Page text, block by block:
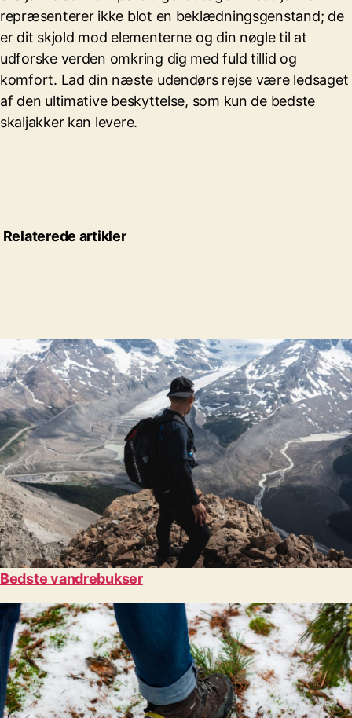
repræsenterer ikke blot en beklædningsgenstand; de
er dit skjold mod elementerne og din nøgle til at
udforske verden omkring dig med fuld tillid og
komfort. Lad din næste udendørs rejse være ledsaget
af den ultimative beskyttelse, som kun de bedste
skaljakker kan levere.
Relaterede artikler
Bedste vandrebukser